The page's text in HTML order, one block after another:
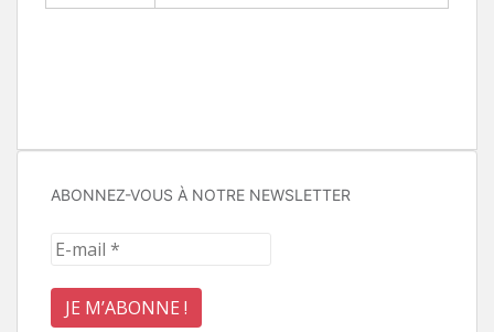
ABONNEZ-VOUS À NOTRE NEWSLETTER